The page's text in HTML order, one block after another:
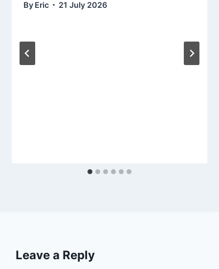
By Eric 21 July 2026
Leave a Reply